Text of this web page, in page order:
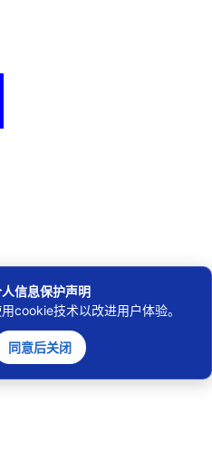
信息保护声明
cookie技术以改进用户体验。
同意后关闭